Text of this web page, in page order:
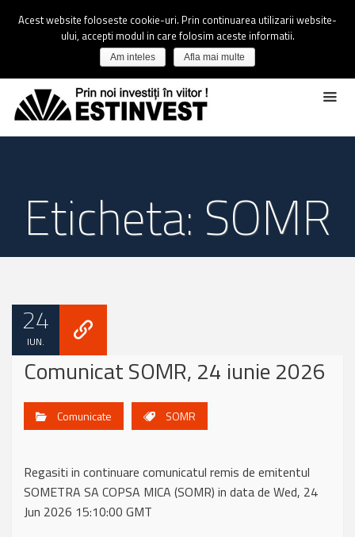
Eticheta: SOMR
24
IUN.
Comunicat SOMR, 24 iunie 2026
Comunicate SOMR
Regasiti in continuare comunicatul remis de emitentul
SOMETRA SA COPSA MICA (SOMR) in data de Wed, 24
Jun 2026 15:10:00 GMT
Acest website foloseste cookie-uri. Prin continuarea utilizarii website-
ului, accepti modul in care folosim aceste informatii.
Am inteles Afla mai multe